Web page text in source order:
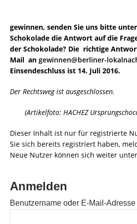
gewinnen, senden Sie uns bitte
Schokolade die Antwort auf die
der Schokolade? Die richtige
Mail an gewinnen@berliner-
Einsendeschluss ist 14. Juli 2016.
Der Rechtsweg ist ausgeschlossen.
(Artikelfoto: HACHEZ
Dieser Inhalt ist nur für registrierte
Sie sich bereits registriert haben,
Neue Nutzer können sich weiter
Anmelden
Benutzername oder E-Mail-Adresse